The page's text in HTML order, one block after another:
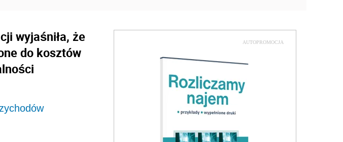
wyjaśniła, że
do kosztów
AUTOPROMOCJA